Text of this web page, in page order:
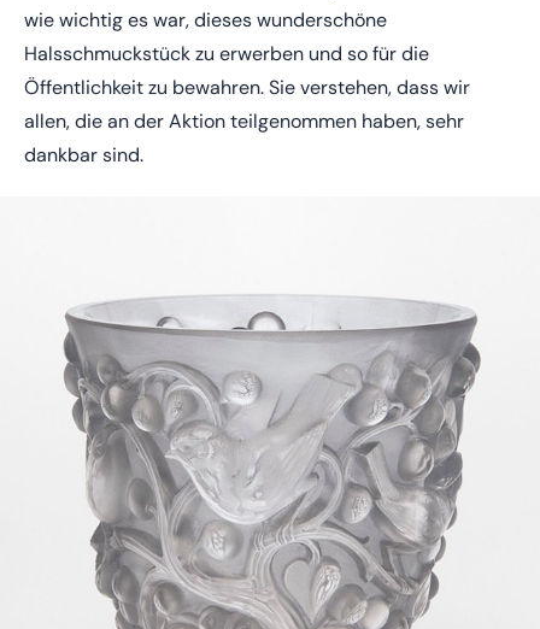
wie wichtig es war, dieses wunderschöne
Halsschmuckstück zu erwerben und so für die
Öffentlichkeit zu bewahren. Sie verstehen, dass wir
allen, die an der Aktion teilgenommen haben, sehr
dankbar sind.